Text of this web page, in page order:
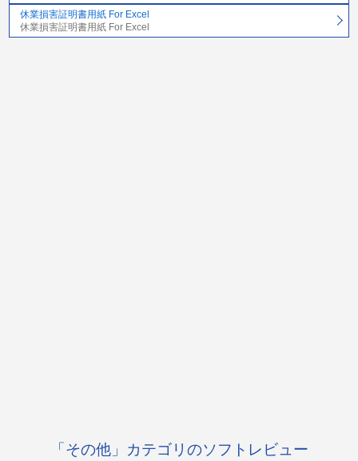
休業損害証明書用紙 For Excel
休業損害証明書用紙 For Excel
「その他」カテゴリのソフトレビュー